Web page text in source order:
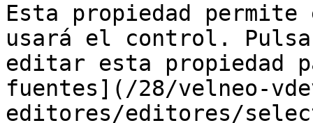
Esta propiedad
usará el control.
editar esta propiedad
fuentes](/28/velneo-
editores/editores/